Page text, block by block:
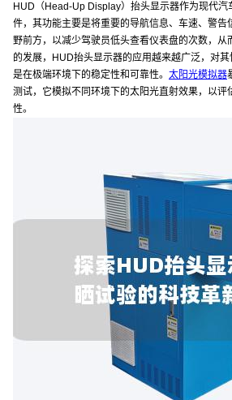
HUD（Head-Up Display）抬头显示器作为现代汽
件，其功能主要是将重要的导航信息、车速、警告
野前方，以减少驾驶员低头查看仪表盘的次数，从
的发展，HUD抬头显示器的应用越来越广泛，对
是在极端环境下的稳定性和可靠性。 太阳光模拟器
测试，它模拟不同环境下的太阳光直射效果，以评
性。